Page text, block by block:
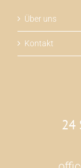
Über uns
Kontakt
24